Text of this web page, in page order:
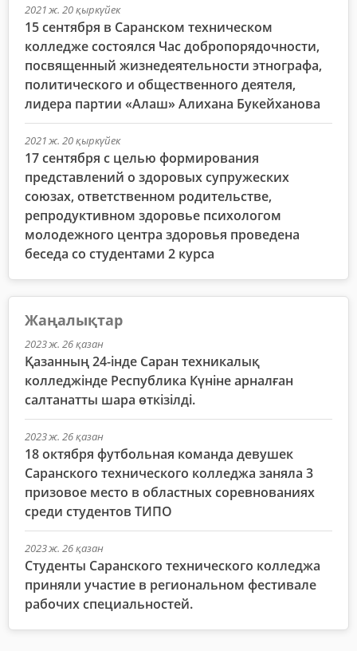
2021 ж. 20 қыркүйек
15 сентября в Саранском техническом
колледже состоялся Час добропорядочности,
посвященный жизнедеятельности этнографа,
политического и общественного деятеля,
лидера партии «Алаш» Алихана Букейханова
2021 ж. 20 қыркүйек
17 сентября с целью формирования
представлений о здоровых супружеских
союзах, ответственном родительстве,
репродуктивном здоровье психологом
молодежного центра здоровья проведена
беседа со студентами 2 курса
Жаңалықтар
2023 ж. 26 қазан
Қазанның 24-інде Саран техникалық
колледжінде Республика Күніне арналған
салтанатты шара өткізілді.
2023 ж. 26 қазан
18 октября футбольная команда девушек
Саранского технического колледжа заняла 3
призовое место в областных соревнованиях
среди студентов ТИПО
2023 ж. 26 қазан
Студенты Саранского технического колледжа
приняли участие в региональном фестивале
рабочих специальностей.